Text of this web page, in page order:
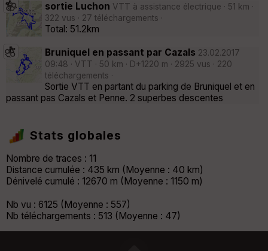
sortie Luchon VTT à assistance électrique · 51 km ·
322 vus · 27 téléchargements ·
Total: 51.2km
Bruniquel en passant par Cazals 23.02.2017
09:48 · VTT · 50 km · D+1220 m · 2925 vus · 220
téléchargements ·
Sortie VTT en partant du parking de Bruniquel et en
passant pas Cazals et Penne. 2 superbes descentes
Stats globales
Nombre de traces : 11
Distance cumulée : 435 km (Moyenne : 40 km)
Dénivelé cumulé : 12670 m (Moyenne : 1150 m)
Nb vu : 6125 (Moyenne : 557)
Nb téléchargements : 513 (Moyenne : 47)